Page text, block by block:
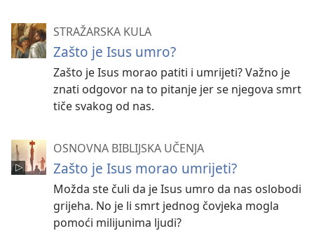
STRAŽARSKA KULA
Zašto je Isus umro?
Zašto je Isus morao patiti i umrijeti? Važno je
znati odgovor na to pitanje jer se njegova smrt
tiče svakog od nas.
OSNOVNA BIBLIJSKA UČENJA
Zašto je Isus morao umrijeti?
Možda ste čuli da je Isus umro da nas oslobodi
grijeha. No je li smrt jednog čovjeka mogla
pomoći milijunima ljudi?